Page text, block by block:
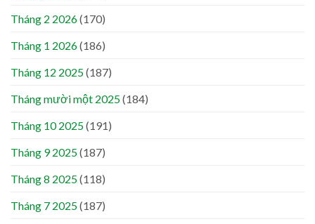
Tháng 2 2026(170)
Tháng 1 2026(186)
Tháng 12 2025(187)
Tháng mười một 2025(184)
Tháng 10 2025(191)
Tháng 9 2025(187)
Tháng 8 2025(118)
Tháng 7 2025(187)